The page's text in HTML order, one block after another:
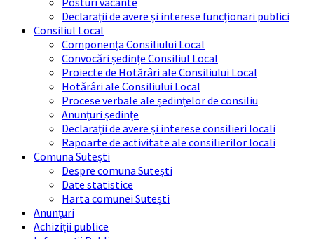
Declarații de avere și interese funcționari publici
Consiliul Local
Componența Consiliului Local
Convocări ședințe Consiliul Local
Proiecte de Hotărâri ale Consiliului Local
Hotărâri ale Consiliului Local
Procese verbale ale ședințelor de consiliu
Anunțuri ședințe
Declarații de avere și interese consilieri locali
Rapoarte de activitate ale consilierilor locali
Comuna Sutești
Despre comuna Sutești
Date statistice
Harta comunei Sutești
Anunțuri
Achiziții publice